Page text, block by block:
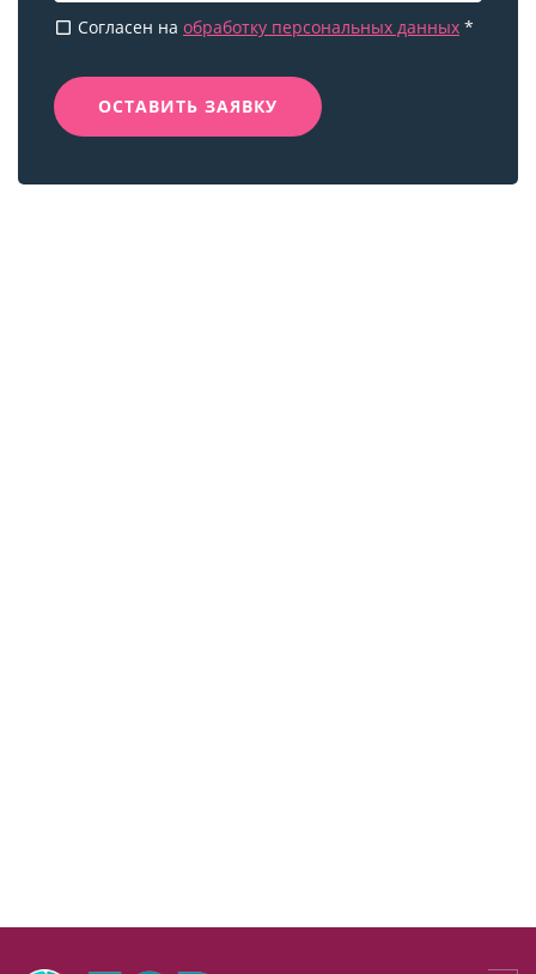
check_box_outline_blank Согласен на обработку персональных данных *